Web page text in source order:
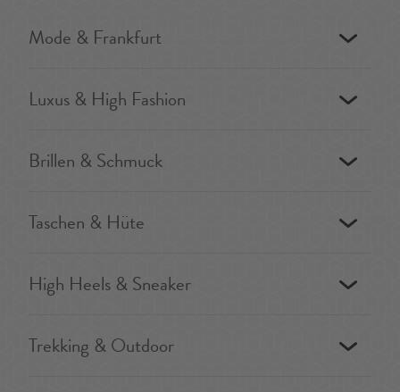
Mode & Frankfurt
Luxus & High Fashion
Brillen & Schmuck
Taschen & Hüte
High Heels & Sneaker
Trekking & Outdoor